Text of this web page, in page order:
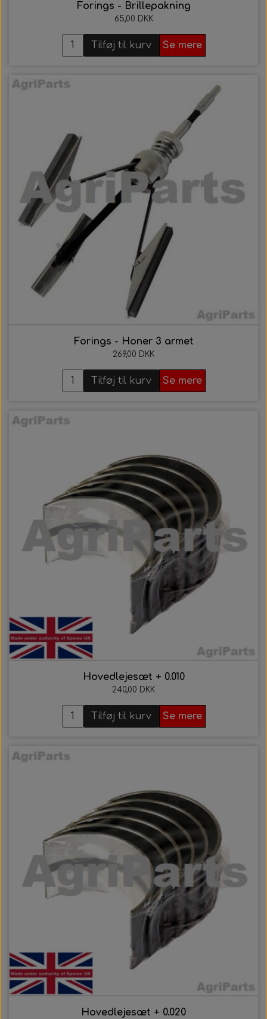
Forings - Brillepakning
65,00 DKK
Tilføj til kurv Se mere
Forings - Honer 3 armet
269,00 DKK
Tilføj til kurv Se mere
Hovedlejesæt + 0.010
240,00 DKK
Tilføj til kurv Se mere
Hovedlejesæt + 0.020